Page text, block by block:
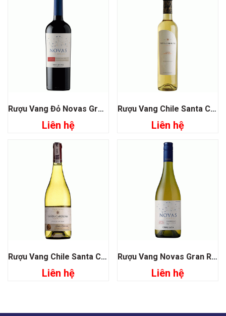
Rượu Vang Đỏ Novas Gran Reserva Cabernet Sauvignon
Liên hệ
Rượu Vang Chile Santa Carolina Late Harvest Sauvignon Blanc
Liên hệ
Rượu Vang Chile Santa Carolina Gran Reserva Chardonnay
Liên hệ
Rượu Vang Novas Gran Reserva Chardonnay Emiliana
Liên hệ